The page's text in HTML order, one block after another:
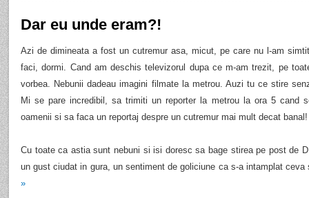
Dar eu unde eram?!
Azi de dimineata a fost un cutremur asa, micut, pe care nu l-am
faci, dormi. Cand am deschis televizorul dupa ce m-am trezit, pe
vorbea. Nebunii dadeau imagini filmate la metrou. Auzi tu ce stire
Mi se pare incredibil, sa trimiti un reporter la metrou la ora 5 cand
oamenii si sa faca un reportaj despre un cutremur mai mult decat banal!
Cu toate ca astia sunt nebuni si isi doresc sa bage stirea pe post de
un gust ciudat in gura, un sentiment de goliciune ca s-a intamplat
»